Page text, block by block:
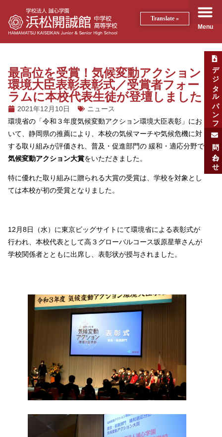
Menu
デジタルパンフ
問い合わせ
最高位を受賞！気候変動アクション
環境大臣表彰表彰式／受賞者フォー
ラムに本校代表生徒が登壇しました
2021年12月10日
ニュース
環境省の「令和３年度気候変動アクション環境大臣表彰」にお
いて、静岡県の推薦により、本校の気候マーチや気候危機に対
する取り組みが評価され、普及・促進部門の 緩和・適応分野で
気候変動アクション大賞をいただきました。
特に優れた取り組みに贈られる大賞の受賞は、学校を対象とし
ては本校が初の受賞となりました。
12月8日（水）に東京ビッグサイトにて環境省による表彰式が
行われ、本校代表として高３グローバルコース坂原星華さんが
学校関係者とともに出席し、表彰状が授与されました。
Translate »